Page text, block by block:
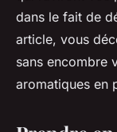
dans le fait de
article, vous
sans encombre
aromatiques en